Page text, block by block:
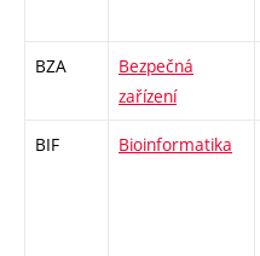
BZA
Bezpečná
zařízení
BIF Bioinformatika